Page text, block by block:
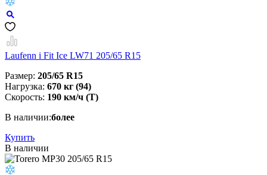
Laufenn i Fit Ice LW71 205/65 R15
Размер: 205/65 R15
Нагрузка: 670 кг (94)
Скорость: 190 км/ч (T)
В наличии:более
Купить
В наличии